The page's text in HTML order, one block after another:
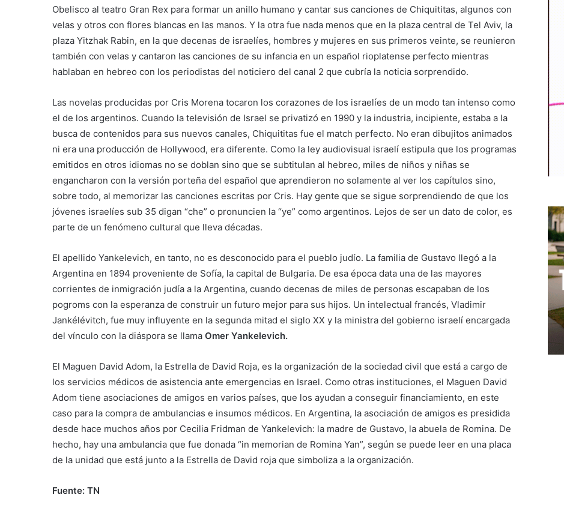
Obelisco al teatro Gran Rex para formar un anillo humano y cantar sus canciones de Chiquititas, algunos con
velas y otros con flores blancas en las manos. Y la otra fue nada menos que en la plaza central de Tel Aviv, la
plaza Yitzhak Rabin, en la que decenas de israelíes, hombres y mujeres en sus primeros veinte, se reunieron
también con velas y cantaron las canciones de su infancia en un español rioplatense perfecto mientras
hablaban en hebreo con los periodistas del noticiero del canal 2 que cubría la noticia sorprendido.
Las novelas producidas por Cris Morena tocaron los corazones de los israelíes de un modo tan intenso como
el de los argentinos. Cuando la televisión de Israel se privatizó en 1990 y la industria, incipiente, estaba a la
busca de contenidos para sus nuevos canales, Chiquititas fue el match perfecto. No eran dibujitos animados
ni era una producción de Hollywood, era diferente. Como la ley audiovisual israelí estipula que los programas
emitidos en otros idiomas no se doblan sino que se subtitulan al hebreo, miles de niños y niñas se
engancharon con la versión porteña del español que aprendieron no solamente al ver los capítulos sino,
sobre todo, al memorizar las canciones escritas por Cris. Hay gente que se sigue sorprendiendo de que los
jóvenes israelíes sub 35 digan “che” o pronuncien la “ye” como argentinos. Lejos de ser un dato de color, es
parte de un fenómeno cultural que lleva décadas.
El apellido Yankelevich, en tanto, no es desconocido para el pueblo judío. La familia de Gustavo llegó a la
Argentina en 1894 proveniente de Sofía, la capital de Bulgaria. De esa época data una de las mayores
corrientes de inmigración judía a la Argentina, cuando decenas de miles de personas escapaban de los
pogroms con la esperanza de construir un futuro mejor para sus hijos. Un intelectual francés, Vladimir
Jankélévitch, fue muy influyente en la segunda mitad el siglo XX y la ministra del gobierno israelí encargada
del vínculo con la diáspora se llama Omer Yankelevich.
El Maguen David Adom, la Estrella de David Roja, es la organización de la sociedad civil que está a cargo de
los servicios médicos de asistencia ante emergencias en Israel. Como otras instituciones, el Maguen David
Adom tiene asociaciones de amigos en varios países, que los ayudan a conseguir financiamiento, en este
caso para la compra de ambulancias e insumos médicos. En Argentina, la asociación de amigos es presidida
desde hace muchos años por Cecilia Fridman de Yankelevich: la madre de Gustavo, la abuela de Romina. De
hecho, hay una ambulancia que fue donada “in memorian de Romina Yan”, según se puede leer en una placa
de la unidad que está junto a la Estrella de David roja que simboliza a la organización.
Fuente: TN